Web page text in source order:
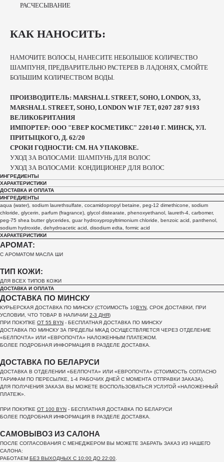
РАСЧЕСЫВАНИЕ
КАК НАНОСИТЬ:
НАМОЧИТЕ ВОЛОСЫ, НАНЕСИТЕ НЕБОЛЬШОЕ КОЛИЧЕСТВО
ШАМПУНЯ, ПРЕДВАРИТЕЛЬНО РАСТЕРЕВ В ЛАДОНЯХ, СМОЙТЕ
БОЛЬШИМ КОЛИЧЕСТВОМ ВОДЫ.
ПРОИЗВОДИТЕЛЬ: MARSHALL STREET, SOHO, LONDON, 33,
MARSHALL STREET, SOHO, LONDON W1F 7ET, 0207 287 9193
ВЕЛИКОБРИТАНИЯ
ИМПОРТЕР: ООО "ЕВЕР КОСМЕТИКС" 220140 Г. МИНСК, УЛ.
ПРИТЫЦКОГО, Д. 62/20
СРОКИ ГОДНОСТИ: СМ. НА УПАКОВКЕ.
УХОД ЗА ВОЛОСАМИ: ШАМПУНЬ ДЛЯ ВОЛОС
УХОД ЗА ВОЛОСАМИ: КОНДИЦИОНЕР ДЛЯ ВОЛОС
ИНГРЕДИЕНТЫ
ХАРАКТЕРИСТИКИ
ДОСТАВКА И ОПЛАТА
ИНГРЕДИЕНТЫ
aqua (water), sodium laurethsulfate, cocamidopropyl betaine, peg-12 dimethicone, sodium
chloride, glycerin, parfum (fragrance), glycol distearate, phenoxyethanol, laureth-4, carbomer,
peg-75 shea butter glycerides, guar hydroxypropyltrimonium chloride, benzoic acid, panthenol,
sodium hydroxide, dehydroacetic acid, disodium edta, formic acid
ХАРАКТЕРИСТИКИ
АРОМАТ:
С АРОМАТОМ МАСЛА ШИ
ТИП КОЖИ:
ДЛЯ ВСЕХ ТИПОВ КОЖИ
ДОСТАВКА И ОПЛАТА
ДОСТАВКА ПО МИНСКУ
КУРЬЕРСКАЯ ДОСТАВКА ПО МИНСКУ (СТОИМОСТЬ 10BYN, СРОК ДОСТАВКИ, ПРИ
УСЛОВИИ, ЧТО ТОВАР В НАЛИЧИИ 2-3 ДНЯ)
ПРИ ПОКУПКЕ ОТ 55 BYN - БЕСПЛАТНАЯ ДОСТАВКА ПО МИНСКУ
ДОСТАВКА ПО МИНСКУ ЗА ПРЕДЕЛЫ МКАД ОСУЩЕСТВЛЯЕТСЯ ЧЕРЕЗ ОТДЕЛЕНИЕ
«БЕЛПОЧТА» ИЛИ «ЕВРОПОЧТА» НАЛОЖЕННЫМ ПЛАТЕЖОМ.
БОЛЕЕ ПОДРОБНАЯ ИНФОРМАЦИЯ В РАЗДЕЛЕ ДОСТАВКА.
ДОСТАВКА ПО БЕЛАРУСИ
ДОСТАВКА В ОТДЕЛЕНИИ «БЕЛПОЧТА» ИЛИ «ЕВРОПОЧТА» (СТОИМОСТЬ СОГЛАСНО
ТАРИФАМ ПО ПЕРЕСЫЛКЕ, 1-4 РАБОЧИХ ДНЕЙ С МОМЕНТА ОТПРАВКИ ЗАКАЗА).
ДЛЯ ПОЛУЧЕНИЯ ЗАКАЗА ВЫ МОЖЕТЕ ВОСПОЛЬЗОВАТЬСЯ УСЛУГОЙ «НАЛОЖЕННЫЙ
ПЛАТЕЖ».
ПРИ ПОКУПКЕ ОТ 100 BYN - БЕСПЛАТНАЯ ДОСТАВКА ПО БЕЛАРУСИ
БОЛЕЕ ПОДРОБНАЯ ИНФОРМАЦИЯ В РАЗДЕЛЕ ДОСТАВКА.
САМОВЫВОЗ ИЗ САЛОНА
ПОСЛЕ СОГЛАСОВАНИЯ С МЕНЕДЖЕРОМ ВЫ МОЖЕТЕ ЗАБРАТЬ ЗАКАЗ ИЗ НАШЕГО
САЛОНА:
РАБОТАЕМ БЕЗ ВЫХОДНЫХ С 10:00 ДО 22:00.